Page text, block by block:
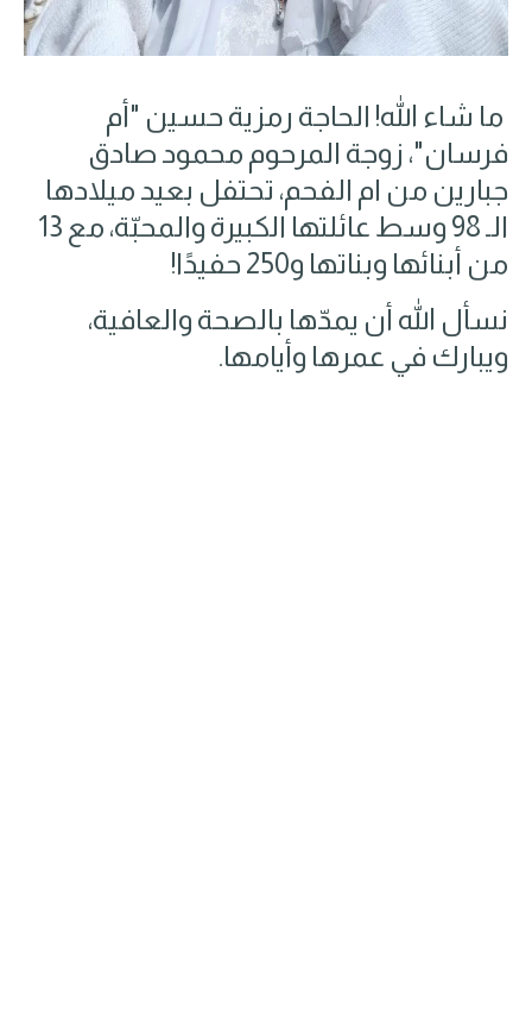
ما شاء الله! الحاجة رمزية حسين "أم
فرسان"، زوجة المرحوم محمود صادق
جبارين من ام الفحم، تحتفل بعيد ميلادها
الـ 98 وسط عائلتها الكبيرة والمحبّة، مع 13
من أبنائها وبناتها و250 حفيدًا!
نسأل الله أن يمدّها بالصحة والعافية،
ويبارك في عمرها وأيامها.